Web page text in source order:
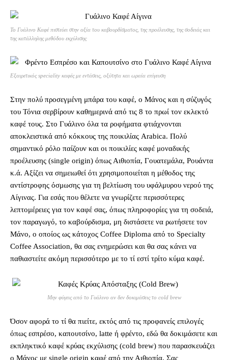
Το Γυάλινο Καφέ πιστεύει στην αξία του καβουρδίσματος, της προέλευσης, της σοδειάς και
της κατάλληλης μεθόδου εκχύλισης
Εξαιρετικός speciality καφές με εντάσεις, οξύτητα και ωραία επίγευση
Στην πολύ προσεγμένη μπάρα του καφέ, ο Μάνος και η σύζυγός
του Τόνια σερβίρουν καθημερινά από τις 8 το πρωί τον εκλεκτό
καφέ τους. Στο Γυάλινο όλα τα ροφήματα φτιάχνονται
αποκλειστικά από κόκκους της ποικιλίας Arabica. Πολύ
σημαντικό ρόλο παίζουν και οι ποικιλίες καφέ μοναδικής
προέλευσης (single origin) όπως Αιθιοπία, Γουατεμάλα, Ρουάντα
κ.ά. Αξίζει να σημειωθεί ότι χρησιμοποιείται η μέθοδος της
αντίστροφης όσμωσης για τη βελτίωση του υφάλμυρου νερού της
Αίγινας. Για εσάς που θέλετε να γνωρίζετε περισσότερες
λεπτομέρειες για τον καφέ σας, όπως πληροφορίες για τη σοδειά,
τον παραγωγό, το καβούρδισμα, μη διστάσετε να ρωτήσετε τον
Μάνο, ο οποίος ως κάτοχος Coffee Diploma από το Specialty
Coffee Association, θα σας ενημερώσει και θα σας κάνει να
παθιαστείτε ακόμη περισσότερο με το τί εστί τρίτο κύμα καφέ.
Μην φύγεις από το Γυάλινο αν δεν δοκιμάσεις το cold brew
Όσον αφορά το τί θα πιείτε, εκτός από τις προφανείς επιλογές
όπως εσπρέσο, καπουτσίνο, latte ή φρέντο, εδώ θα δοκιμάσετε και
εκπληκτικό καφέ κρύας εκχύλισης (cold brew) που παρασκευάζει
ο Μάνος με single origin καφέ από την Αιθιοπία. Σας